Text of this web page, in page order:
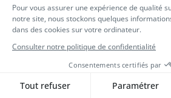
Anaplan
Optez pour une prise de